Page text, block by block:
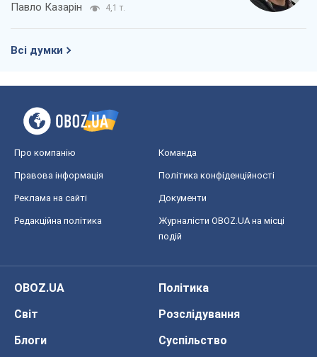
Павло Казарін 4,1 т.
Всі думки
Про компанію Команда
Правова інформація Політика конфіденційності
Реклама на сайті Документи
Редакційна політика
Журналісти OBOZ.UA на місці
подій
OBOZ.UA
Політика
Світ
Розслідування
Блоги
Суспільство